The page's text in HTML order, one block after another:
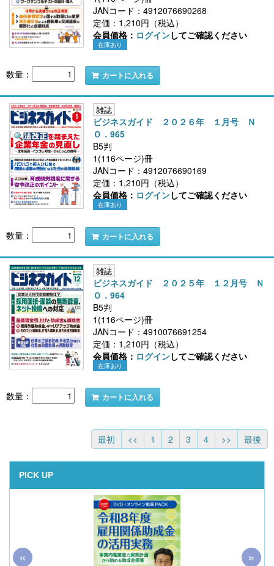
JANコード：4912076690268
定価：1,210円（税込）
会員価格： ログインしてご確認ください
在庫あり
数量： カートに入れる
雑誌
ビジネスガイド ２０２６年 １月号 Ｎ
Ｏ．965
B5判
1(116ページ)冊
JANコード：4912076690169
定価：1,210円（税込）
会員価格： ログインしてご確認ください
在庫あり
数量： カートに入れる
雑誌
ビジネスガイド ２０２５年 １２月号 Ｎ
Ｏ．964
B5判
1(116ページ)冊
JANコード：4910076691254
定価：1,210円（税込）
会員価格： ログインしてご確認ください
在庫あり
数量： カートに入れる
最初 << 1 2 3 4 >> 最後
PICK UP
« »